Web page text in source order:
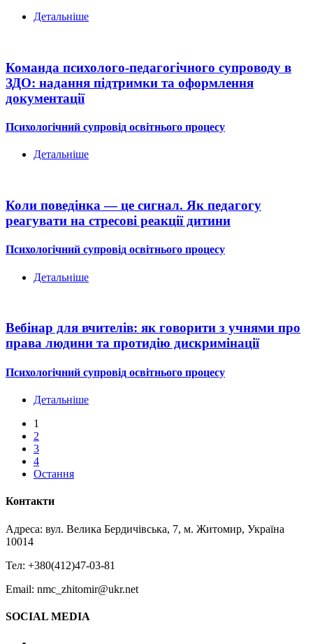
Детальніше
Команда психолого-педагогічного супроводу в
ЗДО: надання підтримки та оформлення
документації
Психологічний супровід освітнього процесу
Детальніше
Коли поведінка — це сигнал. Як педагогу
реагувати на стресові реакції дитини
Психологічний супровід освітнього процесу
Детальніше
Вебінар для вчителів: як говорити з учнями про
права людини та протидію дискримінації
Психологічний супровід освітнього процесу
Детальніше
1
2
3
4
Остання
Контакти
Адреса: вул. Велика Бердичівська, 7, м. Житомир, Україна
10014
Тел: +380(412)47-03-81
Email: nmc_zhitomir@ukr.net
SOCIAL MEDIA